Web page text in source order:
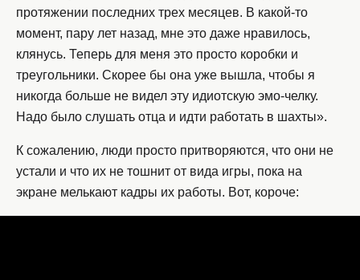
протяжении последних трех месяцев. В какой-то
момент, пару лет назад, мне это даже нравилось,
клянусь. Теперь для меня это просто коробки и
треугольники. Скорее бы она уже вышла, чтобы я
никогда больше не видел эту идиотскую эмо-челку.
Надо было слушать отца и идти работать в шахты».
К сожалению, люди просто притворяются, что они не
устали и что их не тошнит от вида игры, пока на
экране мелькают кадры их работы. Вот, короче: